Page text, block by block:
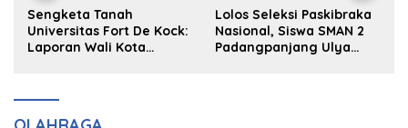
Sengketa Tanah
Universitas Fort De Kock:
Laporan Wali Kota
Lolos Seleksi Paskibraka
Nasional, Siswa SMAN 2
Padangpanjang Ulya